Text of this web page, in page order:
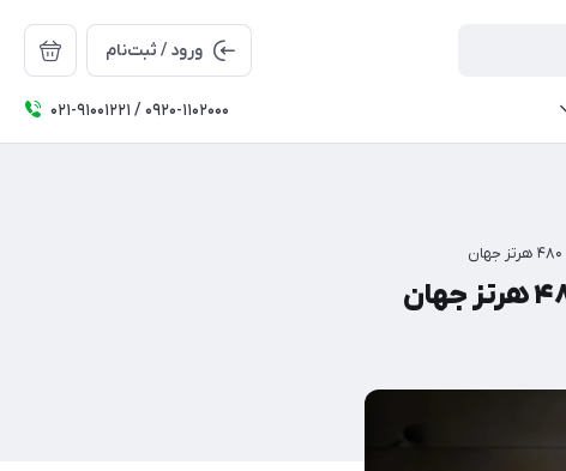
ورود / ثبت‌نام
۰۲۱-91001221 / 0920-1102000